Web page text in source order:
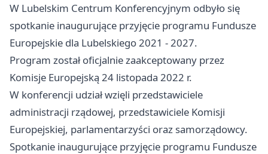
W Lubelskim Centrum Konferencyjnym odbyło się
spotkanie inaugurujące przyjęcie programu Fundusze
Europejskie dla Lubelskiego 2021 - 2027.
Program został oficjalnie zaakceptowany przez
Komisje Europejską 24 listopada 2022 r.
W konferencji udział wzięli przedstawiciele
administracji rządowej, przedstawiciele Komisji
Europejskiej, parlamentarzyści oraz samorządowcy.
Spotkanie inaugurujące przyjęcie programu Fundusze